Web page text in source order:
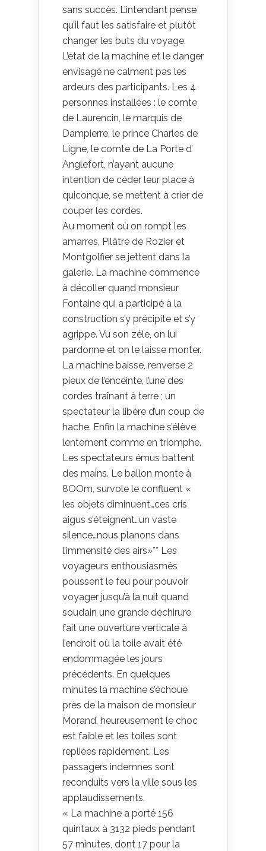
sans succès. L’intendant pense
qu’il faut les satisfaire et plutôt
changer les buts du voyage.
L’état de la machine et le danger
envisagé ne calment pas les
ardeurs des participants. Les 4
personnes installées : le comte
de Laurencin, le marquis de
Dampierre, le prince Charles de
Ligne, le comte de La Porte d’
Anglefort, n’ayant aucune
intention de céder leur place à
quiconque, se mettent à crier de
couper les cordes.
Au moment où on rompt les
amarres, Pilâtre de Rozier et
Montgolfier se jettent dans la
galerie. La machine commence
à décoller quand monsieur
Fontaine qui a participé à la
construction s’y précipite et s’y
agrippe. Vu son zèle, on lui
pardonne et on le laisse monter.
La machine baisse, renverse 2
pieux de l’enceinte, l’une des
cordes traînant à terre ; un
spectateur la libère d’un coup de
hache. Enfin la machine s’élève
lentement comme en triomphe.
Les spectateurs émus battent
des mains. Le ballon monte à
8OOm, survole le confluent «
les objets diminuent…ces cris
aigus s’éteignent…un vaste
silence…nous planons dans
l’immensité des airs»** Les
voyageurs enthousiasmés
poussent le feu pour pouvoir
voyager jusqu’à la nuit quand
soudain une grande déchirure
fait une ouverture verticale à
l’endroit où la toile avait été
endommagée les jours
précédents. En quelques
minutes la machine s’échoue
près de la maison de monsieur
Morand, heureusement le choc
est faible et les toiles sont
repliées rapidement. Les
passagers indemnes sont
reconduits vers la ville sous les
applaudissements.
« La machine a porté 156
quintaux à 3132 pieds pendant
57 minutes, dont 17 pour la